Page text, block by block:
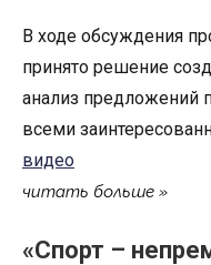
В ходе обсуждения
принято решение
анализ предложений
всеми
видео
читать больше
«Спорт –